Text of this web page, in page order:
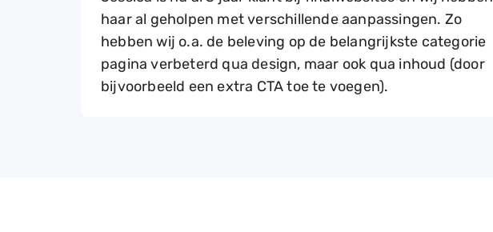
haar al geholpen met verschillende aanpassingen. Zo
hebben wij o.a. de beleving op de belangrijkste categorie
pagina verbeterd qua design, maar ook qua inhoud (door
bijvoorbeeld een extra CTA toe te voegen).